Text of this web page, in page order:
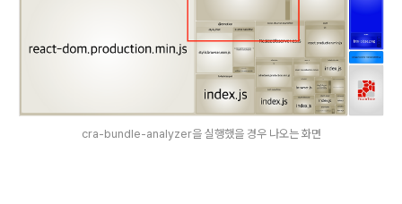
cra-bundle-analyzer을 실행했을 경우 나오는 화면